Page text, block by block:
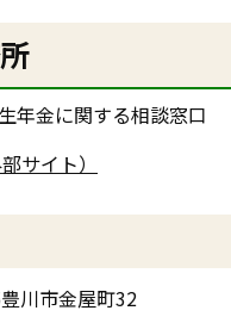
年金に関する相談窓口
サイト）
川市金屋町32